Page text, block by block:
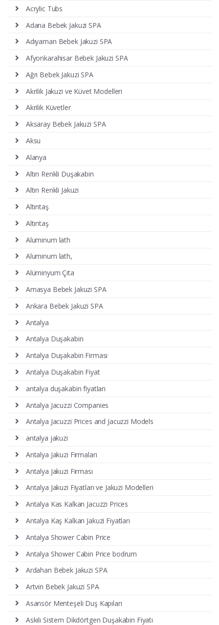
Acrylic Tubs
Adana Bebek Jakuzi SPA
Adıyaman Bebek Jakuzi SPA
Afyonkarahisar Bebek Jakuzi SPA
Ağrı Bebek Jakuzi SPA
Akrilik Jakuzi ve Küvet Modelleri
Akrilik Küvetler
Aksaray Bebek Jakuzi SPA
Aksu
Alanya
Altın Renkli Duşakabin
Altın Renkli Jakuzi
Altıntaş
Altıntaş
Aluminum lath
Aluminum lath,
Alüminyum Çıta
Amasya Bebek Jakuzi SPA
Ankara Bebek Jakuzi SPA
Antalya
Antalya Duşakabin
Antalya Duşakabin Firması
Antalya Duşakabin Fiyat
antalya duşakabin fiyatları
Antalya Jacuzzi Companies
Antalya Jacuzzi Prices and Jacuzzi Models
antalya jakuzi
Antalya Jakuzi Firmaları
Antalya Jakuzi Firması
Antalya Jakuzi Fiyatları ve Jakuzi Modelleri
Antalya Kas Kalkan Jacuzzi Prices
Antalya Kaş Kalkan Jakuzi Fiyatları
Antalya Shower Cabin Price
Antalya Shower Cabin Price bodrum
Ardahan Bebek Jakuzi SPA
Artvin Bebek Jakuzi SPA
Asansör Menteşeli Duş Kapıları
Askılı Sistem Dikdörtgen Duşakabin Fiyatı